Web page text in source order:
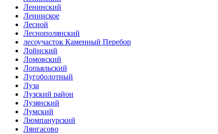
Ленинский
Ленинское
Лесной
Леснополянский
лесоучасток Каменный Перебор
Лойнский
Ломовский
Лопьяльский
Лугоболотный
Луза
Лузский район
Лузянский
Лумский
Люмпанурский
Лянгасово